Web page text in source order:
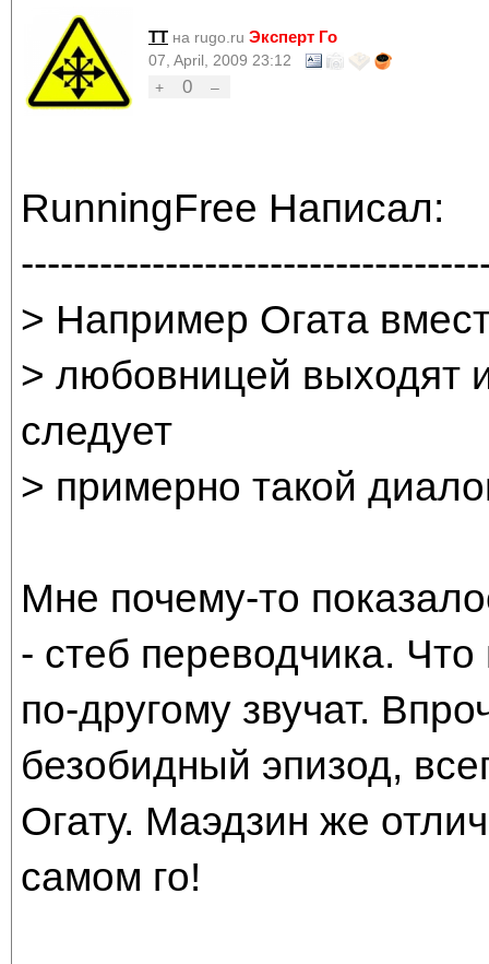
TT на rugo.ru Эксперт Го
07, April, 2009 23:12
+
0 –
RunningFree Написал:
> Например Огата
> любовницей выходят
следует
> примерно такой
Мне почему-то
- стеб переводчика.
по-другому звучат.
безобидный эпизод,
Огату. Маэдзин же
самом го!